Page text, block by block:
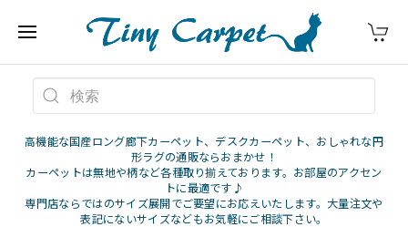
高機能な国産ロング廊下カーペット、デスクカーペット、おしゃれな円
形ラグの通販ならおまかせ！
カーペットは無地や柄など各種取り揃えております。お部屋のアクセン
トに最適です♪
専門店ならではのサイズ展開でご要望にお応えいたします。大量注文や
表記にないサイズなどもお気軽にご相談下さい。